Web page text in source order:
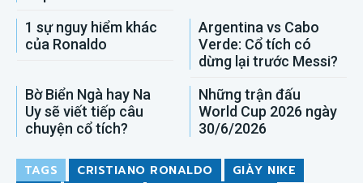
1 sự nguy hiểm khác
của Ronaldo
Argentina vs Cabo
Verde: Cổ tích có
dừng lại trước Messi?
Bờ Biển Ngà hay Na
Uy sẽ viết tiếp câu
chuyện cổ tích?
Những trận đấu
World Cup 2026 ngày
30/6/2026
TAGS CRISTIANO RONALDO
GIÀY NIKE